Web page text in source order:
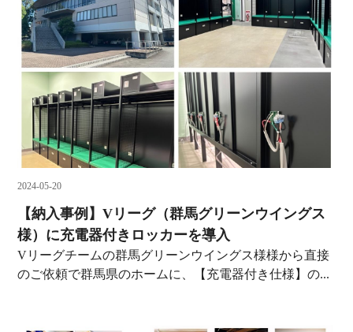
2024-05-20
【納入事例】Vリーグ（群馬グリーンウイングス
様）に充電器付きロッカーを導入
Vリーグチームの群馬グリーンウイングス様様から直接
のご依頼で群馬県のホームに、【充電器付き仕様】の...